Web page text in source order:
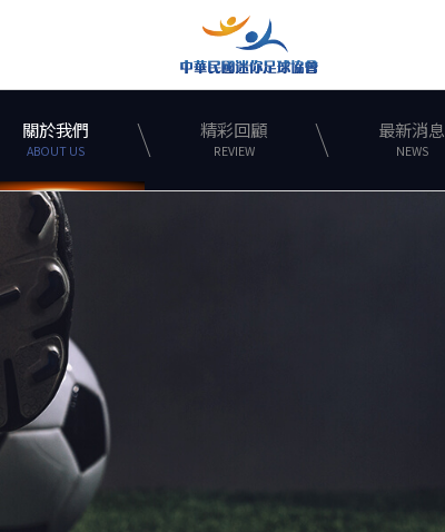
關於我們
ABOUT US
精彩回顧
REVIEW
最新消息
NEWS